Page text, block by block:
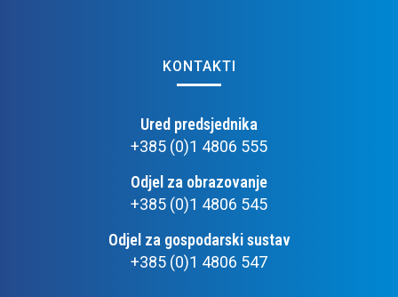
KONTAKTI
Ured predsjednika
+385 (0)1 4806 555
Odjel za obrazovanje
+385 (0)1 4806 545
Odjel za gospodarski sustav
+385 (0)1 4806 547